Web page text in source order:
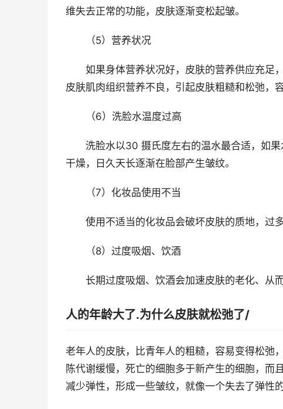
维失去正常的功能，皮肤逐渐变松起皱。
（5）营养状况
如果身体营养状况好，皮肤的营养供应充足
皮肤肌肉组织营养不良，引起皮肤粗糙和松弛，
（6）洗脸水温度过高
洗脸水以30 摄氏度左右的温水最合适，如果
干燥，日久天长逐渐在脸部产生皱纹。
（7）化妆品使用不当
使用不适当的化妆品会破坏皮肤的质地，过多
（8）过度吸烟、饮酒
长期过度吸烟、饮酒会加速皮肤的老化、从而
人的年龄大了.为什么皮肤就松弛了/
老年人的皮肤，比青年人的粗糙，容易变得松弛
陈代谢缓慢，死亡的细胞多于新产生的细胞，而
减少弹性，形成一些皱纹，就像一个失去了弹性